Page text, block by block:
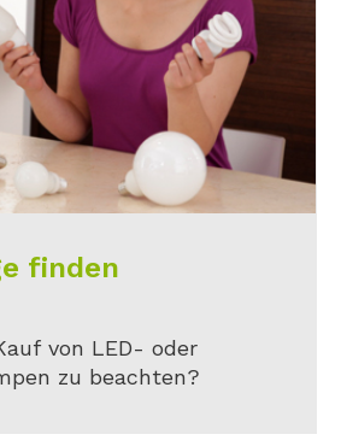
finden
von LED- oder
zu beachten?